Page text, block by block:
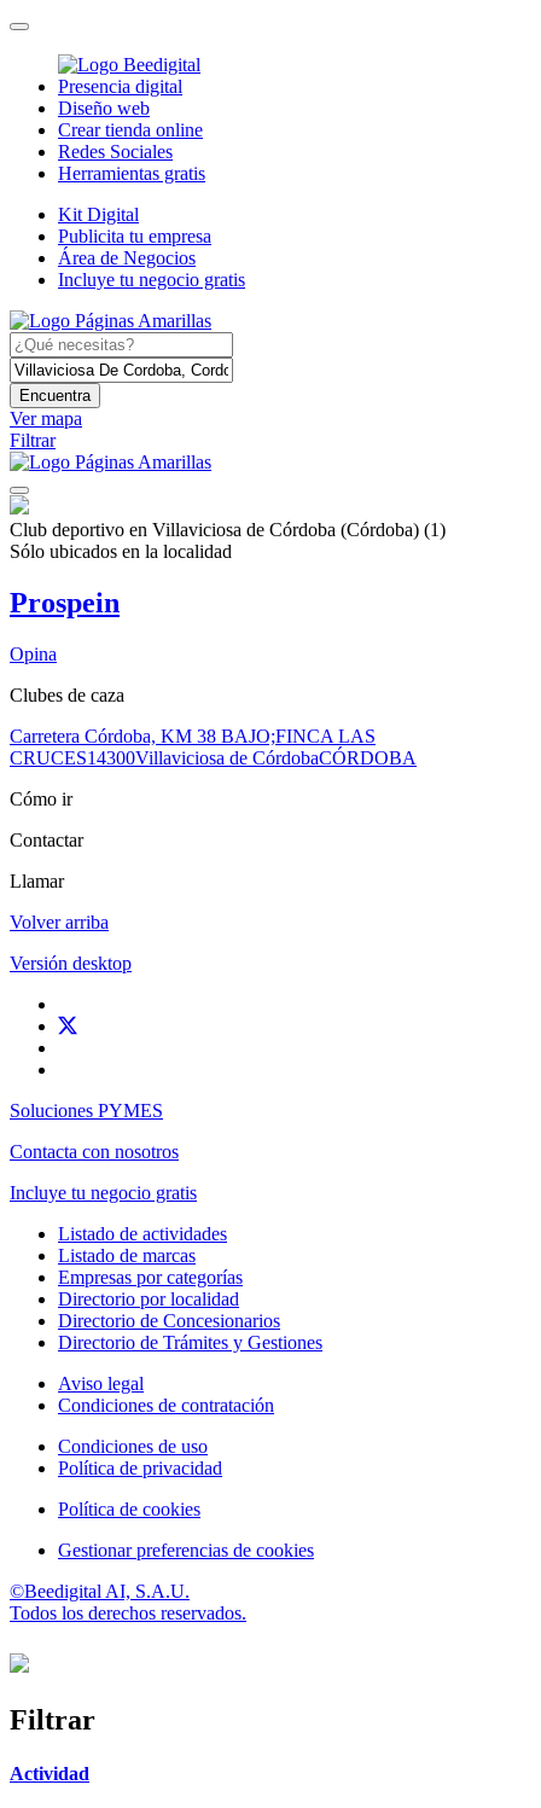
Presencia digital
Diseño web
Crear tienda online
Redes Sociales
Herramientas gratis
Kit Digital
Publicita tu empresa
Área de Negocios
Incluye tu negocio gratis
Encuentra
Ver mapa
Filtrar
Club deportivo en Villaviciosa de Córdoba (Córdoba) (1)
Sólo ubicados en la localidad
Prospein
Opina
Clubes de caza
Carretera Córdoba, KM 38 BAJO;FINCA LAS
CRUCES14300Villaviciosa de CórdobaCÓRDOBA
Cómo ir
Contactar
Llamar
Volver arriba
Versión desktop
Soluciones PYMES
Contacta con nosotros
Incluye tu negocio gratis
Listado de actividades
Listado de marcas
Empresas por categorías
Directorio por localidad
Directorio de Concesionarios
Directorio de Trámites y Gestiones
Aviso legal
Condiciones de contratación
Condiciones de uso
Política de privacidad
Política de cookies
Gestionar preferencias de cookies
©Beedigital AI, S.A.U.
Todos los derechos reservados.
Filtrar
Actividad